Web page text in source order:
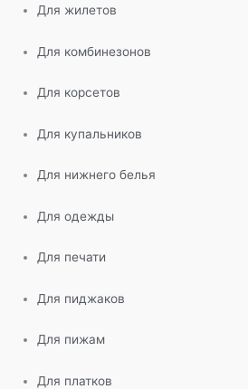
Для жилетов
Для комбинезонов
Для корсетов
Для купальников
Для нижнего белья
Для одежды
Для печати
Для пиджаков
Для пижам
Для платков